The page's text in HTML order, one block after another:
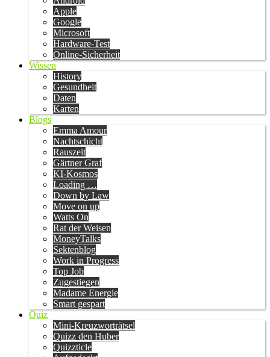
Apple
Google
Microsoft
Hardware-Test
Online-Sicherheit
Wissen
History
Gesundheit
Daten
Karten
Blogs
Emma Amour
Nachtschicht
Rauszeit
Gärtner Graf
KI-Kosmos
Loading …
Down by Law
Move on up
Watts On
Rat der Weisen
MoneyTalks
Sektenblog
Work in Progress
Top Job
Zugestiegen
Madame Energie
Smart gespart
Quiz
Mini-Kreuzworträtsel
Quizz den Huber
Quizzticle